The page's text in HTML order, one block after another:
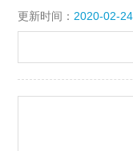
更新时间： 2020-02-24